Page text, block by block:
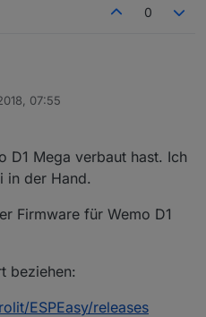
0
07:55
D1 Mega verbaut hast. Ich
in der Hand.
Firmware für Wemo D1
beziehen:
ESPEasy/releases